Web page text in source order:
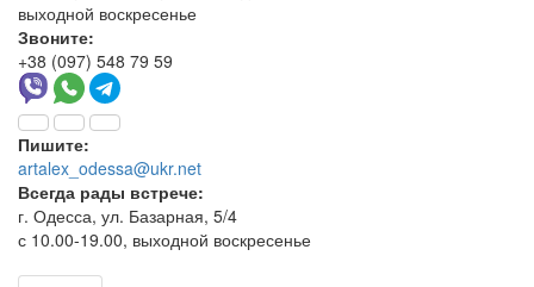
выходной воскресенье
Звоните:
+38 (097) 548 79 59
Пишите:
artalex_odessa@ukr.net
Всегда рады встрече:
г. Одесса, ул. Базарная, 5/4
с 10.00-19.00, выходной воскресенье